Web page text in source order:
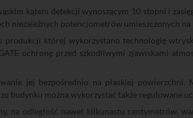
kątem detekcji wynoszącym 10 stopni i
niezależnych potencjometrów umieszczonych
produkcji której wykorzystano technologię
ochronę przed szkodliwymi zjawiskami
jej bezpośrednio na płaskiej
budynku można wykorzystać także regulowane
na odległość nawet kilkunastu centymetrów,